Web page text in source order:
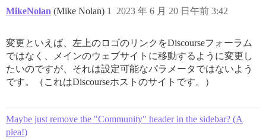
MikeNolan (Mike Nolan) 2023 年 6 月 20 日午前 3:42
1
変更といえば、左上のロゴのリンクをDiscourseフォーラム
ではなく、メインのウェブサイトに移動するように変更し
たいのですが、それは設定可能なパラメータではないよう
です。（これはDiscourseホストのサイトです。）
Maybe just remove the "Community" header in the sidebar? (A
plea!)